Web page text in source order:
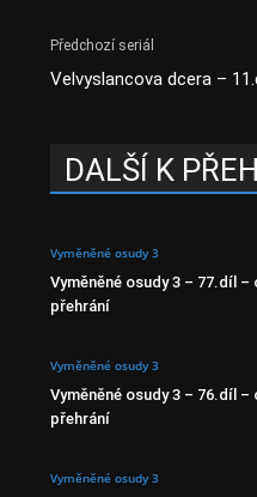
Předchozí seriál
Velvyslancova dcera –
DALŠÍ K
Vyměněné osudy 3
Vyměněné osudy 3 – 77.díl –
přehrání
Vyměněné osudy 3
Vyměněné osudy 3 – 76.díl –
přehrání
Vyměněné osudy 3